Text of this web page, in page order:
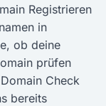
Registrieren
in
ob deine
prüfen
Check
bereits